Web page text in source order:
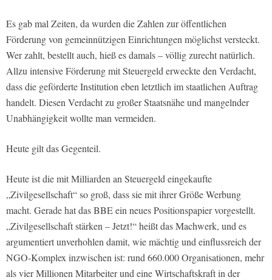
Es gab mal Zeiten, da wurden die Zahlen zur öffentlichen
Förderung von gemeinnützigen Einrichtungen möglichst versteckt.
Wer zahlt, bestellt auch, hieß es damals – völlig zurecht natürlich.
Allzu intensive Förderung mit Steuergeld erweckte den Verdacht,
dass die geförderte Institution eben letztlich im staatlichen Auftrag
handelt. Diesen Verdacht zu großer Staatsnähe und mangelnder
Unabhängigkeit wollte man vermeiden.
Heute gilt das Gegenteil.
Heute ist die mit Milliarden an Steuergeld eingekaufte
„Zivilgesellschaft“ so groß, dass sie mit ihrer Größe Werbung
macht. Gerade hat das BBE ein neues Positionspapier vorgestellt.
„Zivilgesellschaft stärken – Jetzt!“ heißt das Machwerk, und es
argumentiert unverhohlen damit, wie mächtig und einflussreich der
NGO-Komplex inzwischen ist: rund 660.000 Organisationen, mehr
als vier Millionen Mitarbeiter und eine Wirtschaftskraft in der